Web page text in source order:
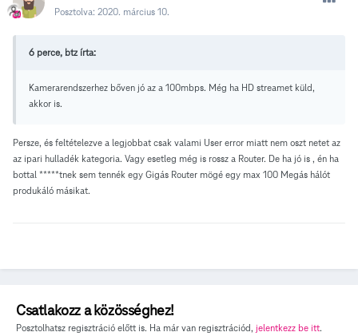
Posztolva: 2020. március 10.
6 perce, btz írta:
Kamerarendszerhez bőven jó az a 100mbps. Még ha HD streamet küld,
akkor is.
Persze, és feltételezve a legjobbat csak valami User error miatt nem oszt netet az
az ipari hulladék kategoria. Vagy esetleg még is rossz a Router. De ha jó is , én ha
bottal *****tnek sem tennék egy Gigás Router mögé egy max 100 Megás hálót
produkáló másikat.
Csatlakozz a közösséghez!
Posztolhatsz regisztráció előtt is. Ha már van regisztrációd, jelentkezz be itt.